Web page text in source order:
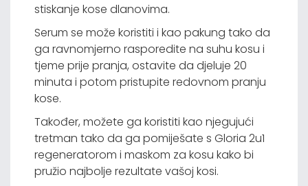
stiskanje kose dlanovima.
Serum se može koristiti i kao pakung tako da
ga ravnomjerno rasporedite na suhu kosu i
tjeme prije pranja, ostavite da djeluje 20
minuta i potom pristupite redovnom pranju
kose.
Također, možete ga koristiti kao njegujući
tretman tako da ga pomiješate s Gloria 2u1
regeneratorom i maskom za kosu kako bi
pružio najbolje rezultate vašoj kosi.